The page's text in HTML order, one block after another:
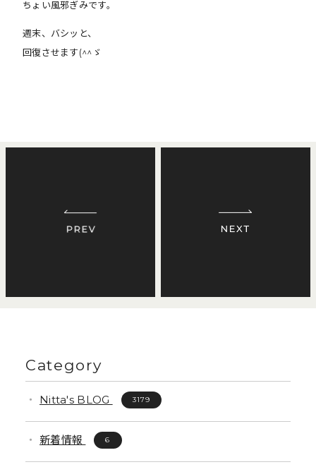
ちょい風邪ぎみです。
週末、バシッと、
回復させます(^^ゞ
Category
Nitta's BLOG 3179
新着情報 6